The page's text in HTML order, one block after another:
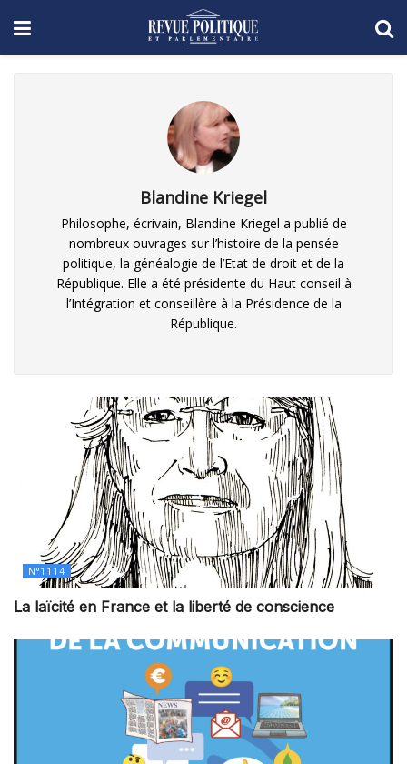
Blandine Kriegel
Philosophe, écrivain, Blandine Kriegel a publié de
nombreux ouvrages sur l’histoire de la pensée
politique, la généalogie de l’Etat de droit et de la
République. Elle a été présidente du Haut conseil à
l’Intégration et conseillère à la Présidence de la
République.
N°1114
La laïcité en France et la liberté de conscience